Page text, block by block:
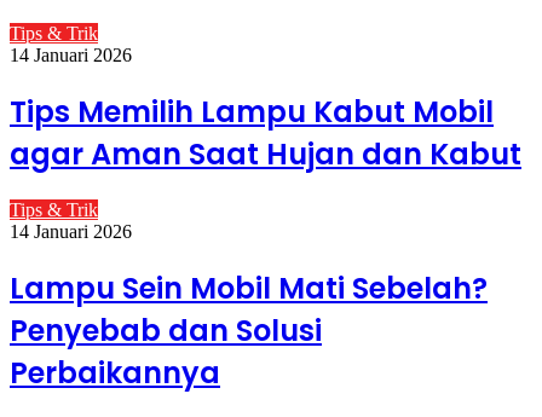
Tips & Trik
14 Januari 2026
Tips Memilih Lampu Kabut Mobil
agar Aman Saat Hujan dan Kabut
Tips & Trik
14 Januari 2026
Lampu Sein Mobil Mati Sebelah?
Penyebab dan Solusi
Perbaikannya